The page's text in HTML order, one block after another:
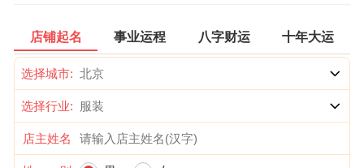
店铺起名 事业运程 八字财运 十年大运
选择城市:
选择行业:
店主姓名